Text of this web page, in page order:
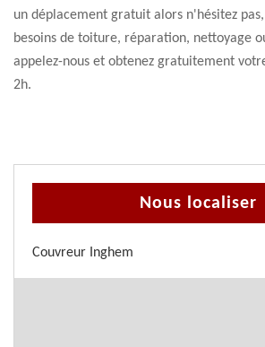
un déplacement gratuit alors n'hésitez
besoins de toiture, réparation, nettoyage
appelez-nous et obtenez gratuitement
2h.
Nous localiser
Couvreur Inghem